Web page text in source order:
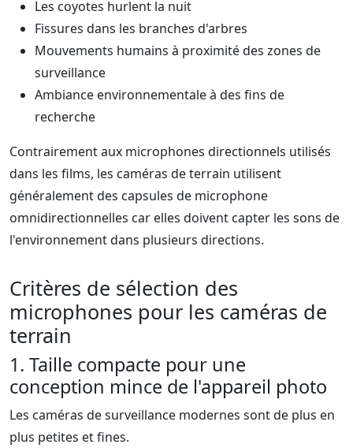
Les coyotes hurlent la nuit
Fissures dans les branches d'arbres
Mouvements humains à proximité des zones de
surveillance
Ambiance environnementale à des fins de
recherche
Contrairement aux microphones directionnels utilisés
dans les films, les caméras de terrain utilisent
généralement des capsules de microphone
omnidirectionnelles car elles doivent capter les sons de
l'environnement dans plusieurs directions.
Critères de sélection des
microphones pour les caméras de
terrain
1. Taille compacte pour une
conception mince de l'appareil photo
Les caméras de surveillance modernes sont de plus en
plus petites et fines.